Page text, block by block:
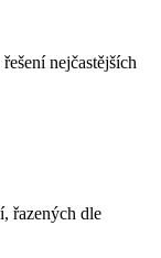
nejčastějších
řazených dle